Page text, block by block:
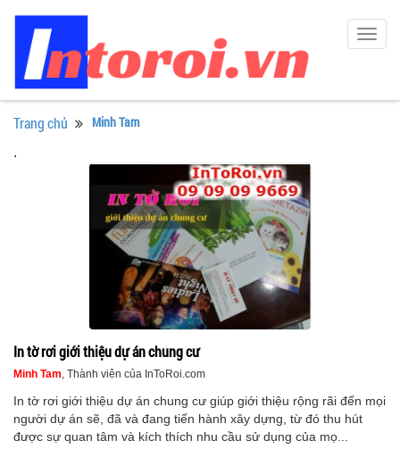
Trang chủ Minh Tam
.
In tờ rơi giới thiệu dự án chung cư
Minh Tam , Thành viên của InToRoi.com
In tờ rơi giới thiệu dự án chung cư giúp giới thiệu rộng rãi đến mọi
người dự án sẽ, đã và đang tiến hành xây dựng, từ đó thu hút
được sự quan tâm và kích thích nhu cầu sử dụng của mọ...